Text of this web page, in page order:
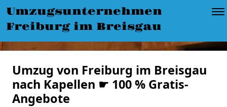
Umzugsunternehmen
Freiburg im Breisgau
Umzug von Freiburg im Breisgau
nach Kapellen ☛ 100 % Gratis-
Angebote